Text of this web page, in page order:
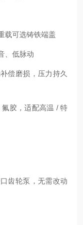
载可选铸铁端盖
、低脉动
偿磨损，压力持久
胶，适配高温 / 特
齿轮泵，无需改动